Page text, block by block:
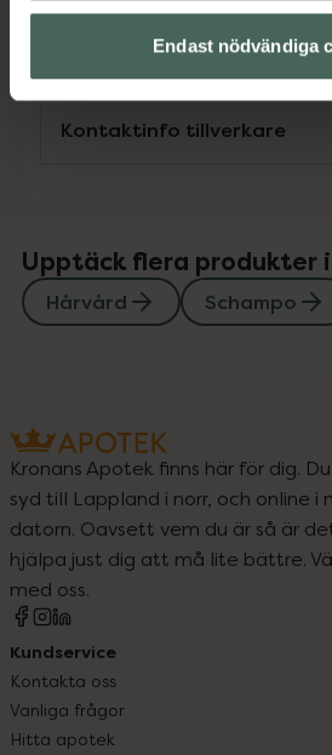
Endast nödvändiga
Instruktioner
Kontaktinfo tillverkare
Upptäck flera produkter
Hårvård Schampo
Kronans Apotek finns här för dig.
syd till Lappland i norr, och online i
datorn. Oavsett vem du är så är
hjälpa just dig att må lite bättre.
med oss.
Kundservice
Kontakta oss
Vanliga frågor
Hitta apotek